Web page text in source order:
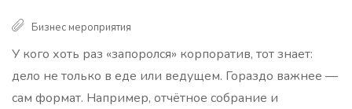
Бизнес мероприятия
У кого хоть раз «запоролся» корпоратив, тот знает:
дело не только в еде или ведущем. Гораздо важнее —
сам формат. Например, отчётное собрание и